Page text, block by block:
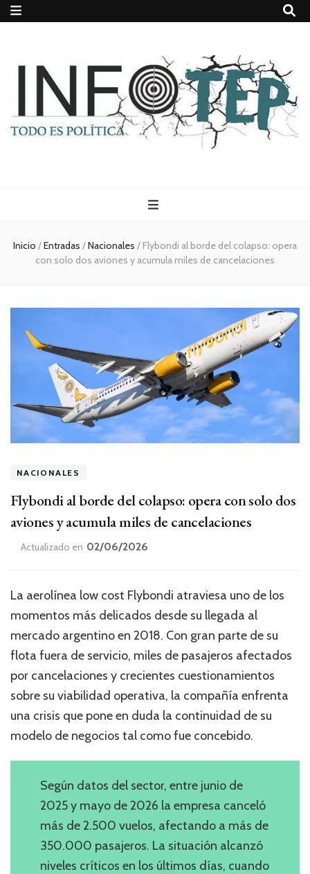
Todo es
(rosca)
política
Inicio /Entradas /Nacionales / Flybondi al borde del colapso: opera
con solo dos aviones y acumula miles de cancelaciones
NACIONALES
Flybondi al borde del colapso: opera con solo dos
aviones y acumula miles de cancelaciones
Actualizado en 02/06/2026
La aerolínea low cost Flybondi atraviesa uno de los
momentos más delicados desde su llegada al
mercado argentino en 2018. Con gran parte de su
flota fuera de servicio, miles de pasajeros afectados
por cancelaciones y crecientes cuestionamientos
sobre su viabilidad operativa, la compañía enfrenta
una crisis que pone en duda la continuidad de su
modelo de negocios tal como fue concebido.
Según datos del sector, entre junio de
2025 y mayo de 2026 la empresa canceló
más de 2.500 vuelos, afectando a más de
350.000 pasajeros. La situación alcanzó
niveles críticos en los últimos días, cuando